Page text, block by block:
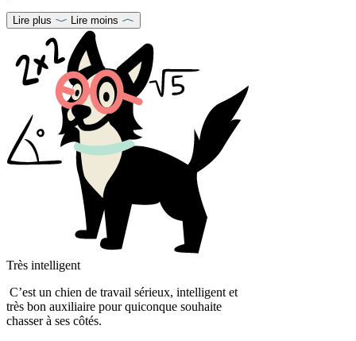
Lire plus Lire moins
Très intelligent
C’est un chien de travail sérieux, intelligent et
très bon auxiliaire pour quiconque souhaite
chasser à ses côtés.